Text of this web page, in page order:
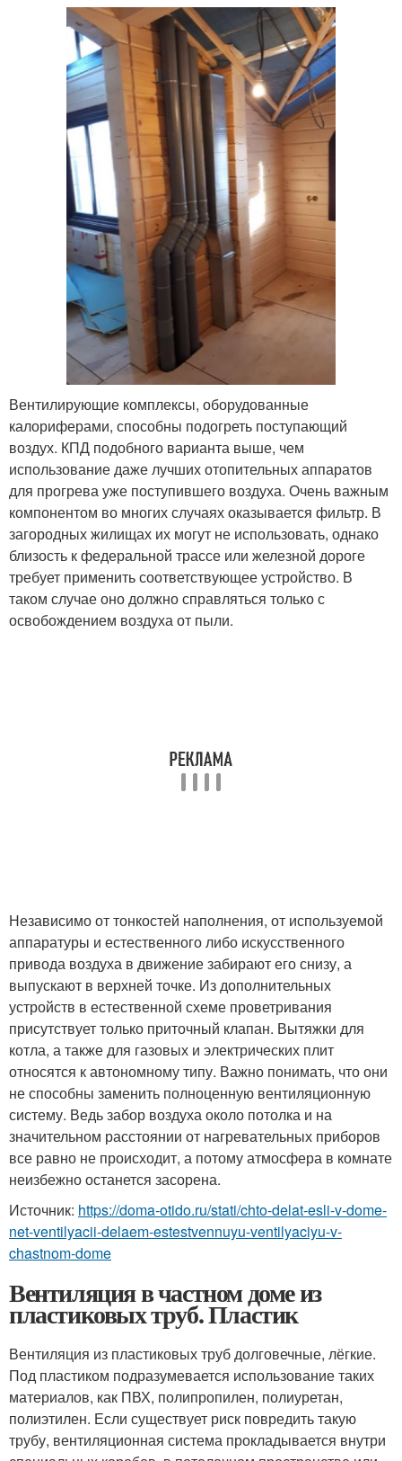
Вентилирующие комплексы, оборудованные
калориферами, способны подогреть поступающий
воздух. КПД подобного варианта выше, чем
использование даже лучших отопительных аппаратов
для прогрева уже поступившего воздуха. Очень важным
компонентом во многих случаях оказывается фильтр. В
загородных жилищах их могут не использовать, однако
близость к федеральной трассе или железной дороге
требует применить соответствующее устройство. В
таком случае оно должно справляться только с
освобождением воздуха от пыли.
Независимо от тонкостей наполнения, от используемой
аппаратуры и естественного либо искусственного
привода воздуха в движение забирают его снизу, а
выпускают в верхней точке. Из дополнительных
устройств в естественной схеме проветривания
присутствует только приточный клапан. Вытяжки для
котла, а также для газовых и электрических плит
относятся к автономному типу. Важно понимать, что они
не способны заменить полноценную вентиляционную
систему. Ведь забор воздуха около потолка и на
значительном расстоянии от нагревательных приборов
все равно не происходит, а потому атмосфера в комнате
неизбежно останется засорена.
Источник: https://doma-otido.ru/stati/chto-delat-esli-v-dome-
net-ventilyacii-delaem-estestvennuyu-ventilyaciyu-v-
chastnom-dome
Вентиляция в частном доме из
пластиковых труб. Пластик
Вентиляция из пластиковых труб долговечные, лёгкие.
Под пластиком подразумевается использование таких
материалов, как ПВХ, полипропилен, полиуретан,
полиэтилен. Если существует риск повредить такую
трубу, вентиляционная система прокладывается внутри